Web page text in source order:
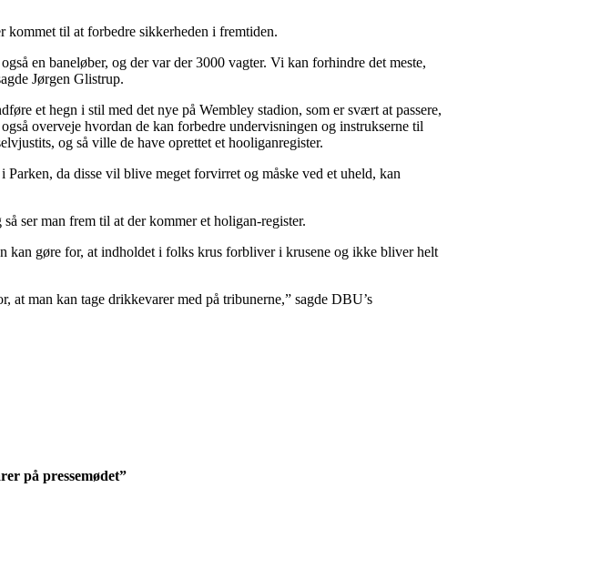
kommet til at forbedre sikkerheden i fremtiden.
en baneløber, og der var der 3000 vagter. Vi kan forhindre det meste,
Jørgen Glistrup.
et hegn i stil med det nye på Wembley stadion, som er svært at passere,
overveje hvordan de kan forbedre undervisningen og instrukserne til
og så ville de have oprettet et hooliganregister.
da disse vil blive meget forvirret og måske ved et uheld, kan
ser man frem til at der kommer et holigan-register.
kan gøre for, at indholdet i folks krus forbliver i krusene og ikke bliver helt
at man kan tage drikkevarer med på tribunerne,” sagde DBU’s
på pressemødet”